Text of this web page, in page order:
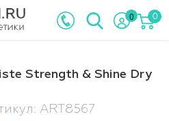
0 0
Strength & Shine Dry
ART8567